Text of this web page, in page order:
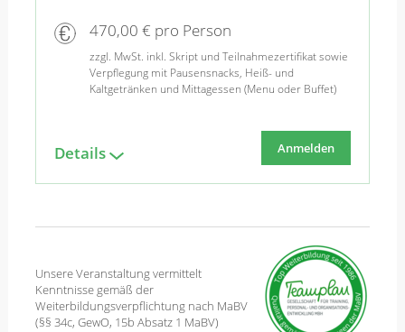
470,00 € pro Person
zzgl. MwSt. inkl. Skript und Teilnahmezertifikat sowie
Verpflegung mit Pausensnacks, Heiß- und
Kaltgetränken und Mittagessen (Menu oder Buffet)
Details Anmelden
Unsere Veranstaltung vermittelt
Kenntnisse gemäß der
Weiterbildungsverpflichtung nach MaBV
(§§ 34c, GewO, 15b Absatz 1 MaBV)